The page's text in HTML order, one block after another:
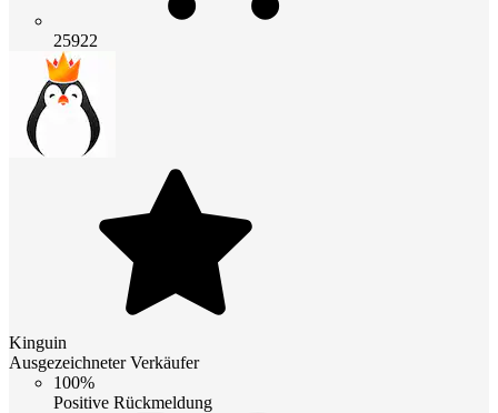
25922
Kinguin
Ausgezeichneter Verkäufer
100%
Positive Rückmeldung